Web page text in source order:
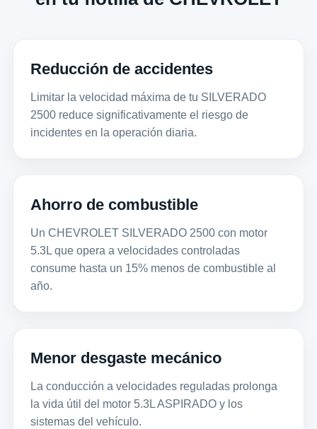
Reducción de accidentes
Limitar la velocidad máxima de tu SILVERADO
2500 reduce significativamente el riesgo de
incidentes en la operación diaria.
Ahorro de combustible
Un CHEVROLET SILVERADO 2500 con motor
5.3L que opera a velocidades controladas
consume hasta un 15% menos de combustible al
año.
Menor desgaste mecánico
La conducción a velocidades reguladas prolonga
la vida útil del motor 5.3L ASPIRADO y los
sistemas del vehículo.